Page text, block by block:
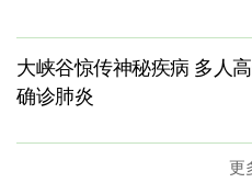
大峡谷惊传神秘疾病 多人高
确诊肺炎
更